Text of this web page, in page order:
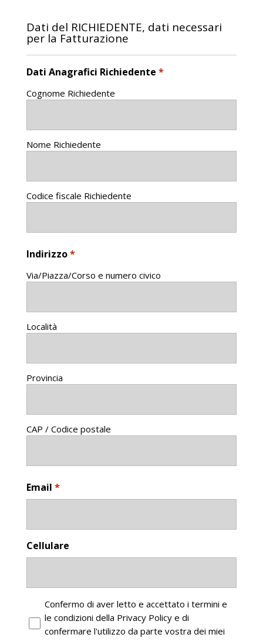
Dati del RICHIEDENTE, dati necessari
per la Fatturazione
Dati Anagrafici Richiedente *
Cognome Richiedente
Nome Richiedente
Codice fiscale Richiedente
Indirizzo*
Via/Piazza/Corso e numero civico
Località
Provincia
CAP / Codice postale
Email *
Cellulare
Obbligatorio
confermare
il
Confermo di aver letto e accettato i termini e
le condizioni della Privacy Policy e di
confermare l'utilizzo da parte vostra dei miei